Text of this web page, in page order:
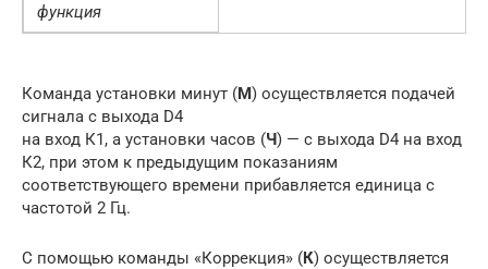
функция
Команда установки минут (М) осуществляется подачей
сигнала с выхода D4
на вход К1, а установки часов (Ч) — с выхода D4 на вход
К2, при этом к предыдущим показаниям
соответствующего времени прибавляется единица с
частотой 2 Гц.
С помощью команды «Коррекция» (К) осуществляется